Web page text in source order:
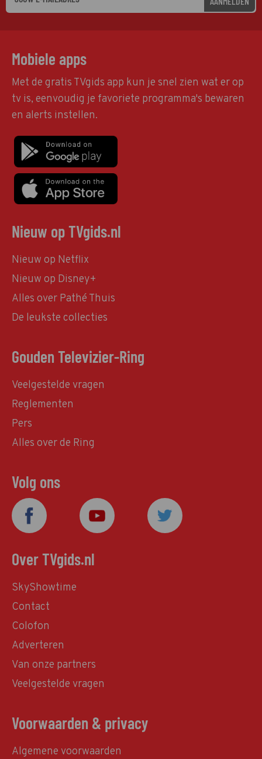
Mobiele apps
Met de gratis TVgids app kun je snel zien wat er op
tv is, eenvoudig je favoriete programma's bewaren
en alerts instellen.
Nieuw op TVgids.nl
Nieuw op Netflix
Nieuw op Disney+
Alles over Pathé Thuis
De leukste collecties
Gouden Televizier-Ring
Veelgestelde vragen
Reglementen
Pers
Alles over de Ring
Volg ons
Over TVgids.nl
SkyShowtime
Contact
Colofon
Adverteren
Van onze partners
Veelgestelde vragen
Voorwaarden & privacy
Algemene voorwaarden